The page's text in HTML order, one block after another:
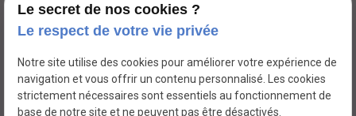
Le secret de nos cookies ?
Le respect de votre vie privée
Notre site utilise des cookies pour améliorer votre expérience de
navigation et vous offrir un contenu personnalisé. Les cookies
strictement nécessaires sont essentiels au fonctionnement de
base de notre site et ne peuvent pas être désactivés.